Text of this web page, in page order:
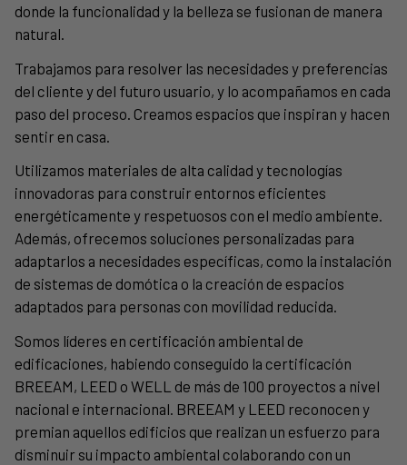
donde la funcionalidad y la belleza se fusionan de manera
natural.
Trabajamos para resolver las necesidades y preferencias
del cliente y del futuro usuario, y lo acompañamos en cada
paso del proceso. Creamos espacios que inspiran y hacen
sentir en casa.
Utilizamos materiales de alta calidad y tecnologías
innovadoras para construir entornos eficientes
energéticamente y respetuosos con el medio ambiente.
Además, ofrecemos soluciones personalizadas para
adaptarlos a necesidades específicas, como la instalación
de sistemas de domótica o la creación de espacios
adaptados para personas con movilidad reducida.
Somos líderes en certificación ambiental de
edificaciones, habiendo conseguido la certificación
BREEAM, LEED o WELL de más de 100 proyectos a nivel
nacional e internacional. BREEAM y LEED reconocen y
premian aquellos edificios que realizan un esfuerzo para
disminuir su impacto ambiental colaborando con un